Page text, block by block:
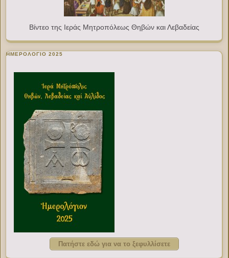
Βίντεο της Ιεράς Μητροπόλεως Θηβών και Λεβαδείας
ΗΜΕΡΟΛΟΓΙΟ 2025
Πατήστε εδώ για να το ξεφυλλίσετε